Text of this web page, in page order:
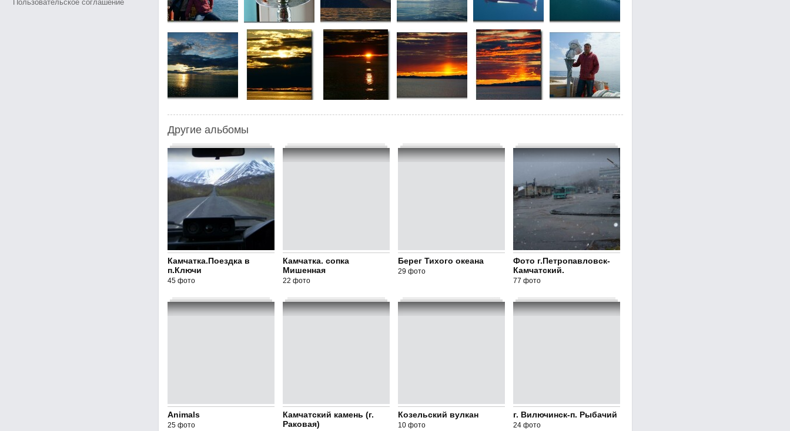
Пользовательское соглашение
Другие альбомы
Камчатка.Поездка в
п.Ключи
45 фото
Камчатка. сопка
Мишенная
22 фото
Берег Тихого океана
29 фото
Фото г.Петропавловск-
Камчатский.
77 фото
Animals
25 фото
Камчатский камень (г.
Раковая)
Козельский вулкан
10 фото
г. Вилючинск-п. Рыбачий
24 фото